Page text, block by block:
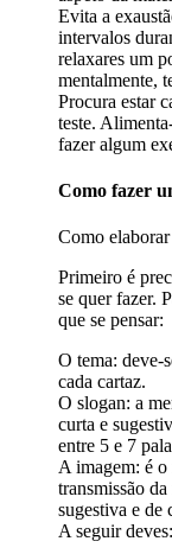
Evita a
intervalos
relaxares um
mentalmente,
Procura estar
teste.
fazer algum
Como fazer
Como
Primeiro é
se quer fazer.
que se pensar:
O tema: deve-
cada cartaz.
O slogan: a
curta e
entre 5 e 7
A imagem: é o
transmissão
sugestiva e de
A seguir deves: